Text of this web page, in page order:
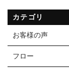
カテゴリ
お客様の声
フロー